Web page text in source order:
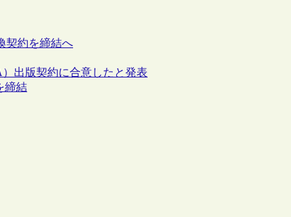
契約を締結へ
）出版契約に合意したと発表
締結